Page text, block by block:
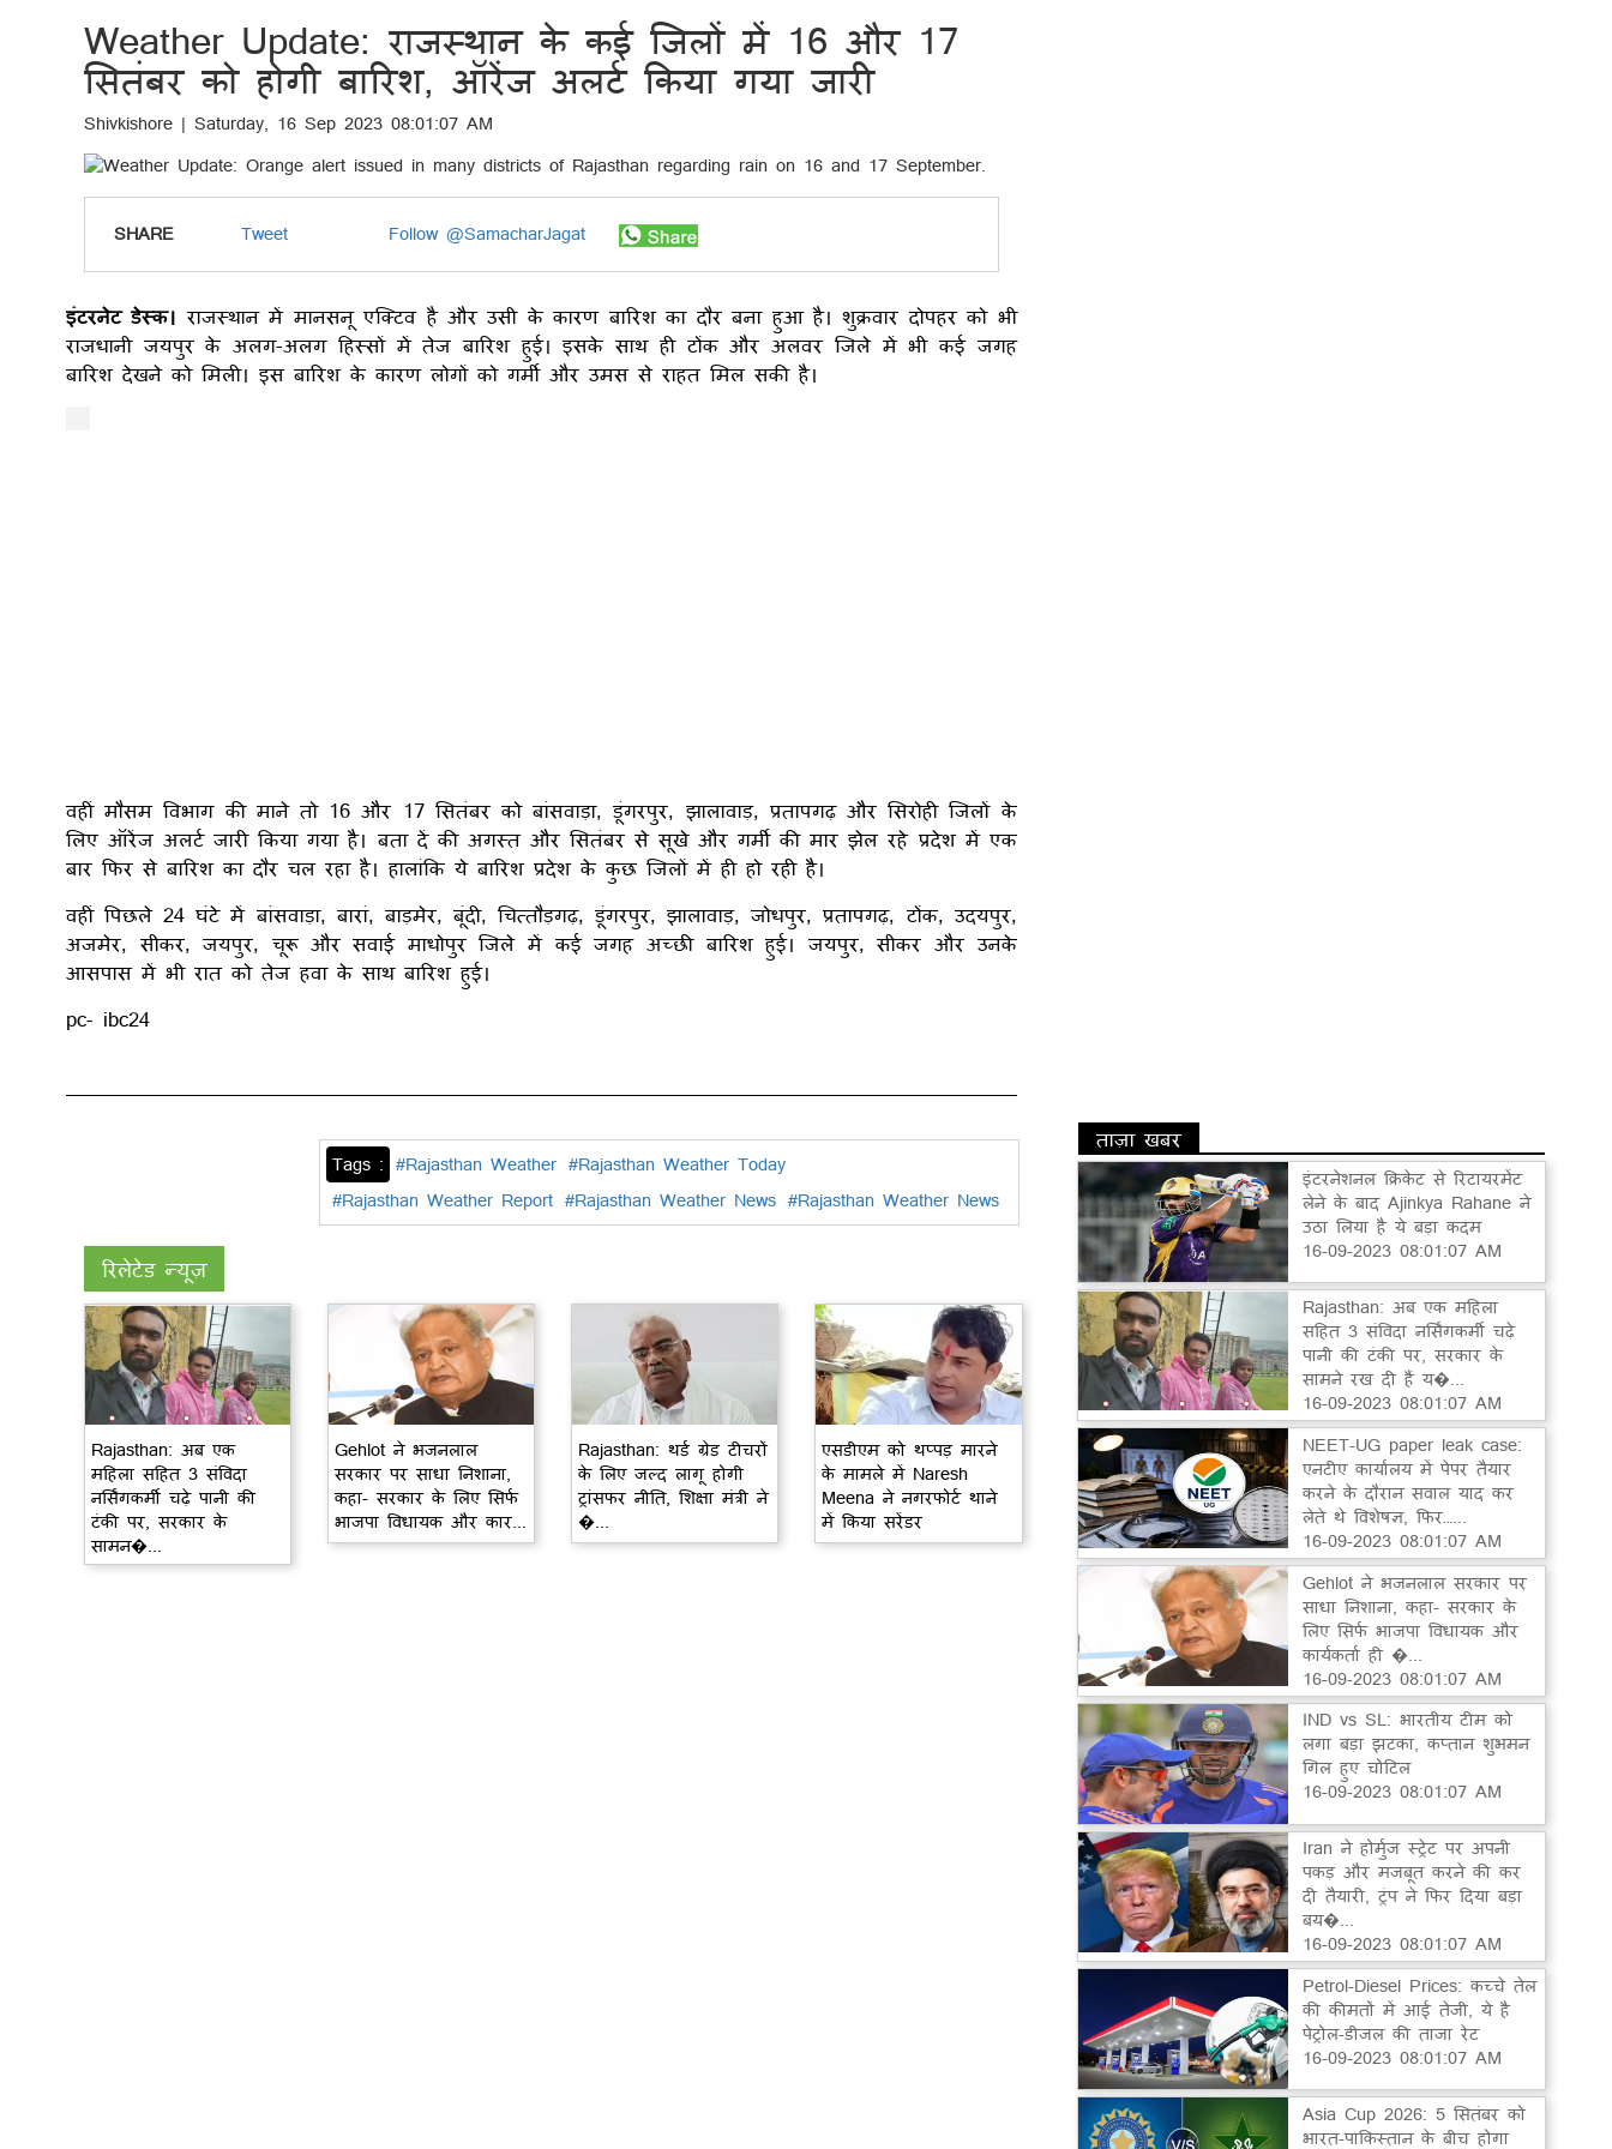
Weather Update: राजस्थान के कई जिलों में 16 और 17
सितंबर को होगी बारिश, ऑरेंज अलर्ट किया गया जारी
Shivkishore | Saturday, 16 Sep 2023 08:01:07 AM
SHARE Tweet Follow @SamacharJagat
इंटरनेट डेस्क। राजस्थान में मानसनू एक्टिव है और उसी के कारण बारिश का दौर बना हुआ है। शुक्रवार दोपहर को भी
राजधानी जयपुर के अलग-अलग हिस्सों में तेज बारिश हुई। इसके साथ ही टोंक और अलवर जिले में भी कई जगह
बारिश देखने को मिली। इस बारिश के कारण लोगों को गर्मी और उमस से राहत मिल सकी है।
वहीं मौसम विभाग की माने तो 16 और 17 सितंबर को बांसवाड़ा, डूंगरपुर, झालावाड़, प्रतापगढ़ और सिरोही जिलों के
लिए ऑरेंज अलर्ट जारी किया गया है। बता दें की अगस्त और सितंबर से सूखे और गर्मी की मार झेल रहे प्रदेश में एक
बार फिर से बारिश का दौर चल रहा है। हालांकि ये बारिश प्रदेश के कुछ जिलों में ही हो रही है।
वहीं पिछले 24 घंटे में बांसवाड़ा, बारां, बाड़मेर, बूंदी, चित्तौड़गढ़, डूंगरपुर, झालावाड़, जोधपुर, प्रतापगढ़, टोंक, उदयपुर,
अजमेर, सीकर, जयपुर, चूरू और सवाई माधोपुर जिले में कई जगह अच्छी बारिश हुई। जयपुर, सीकर और उनके
आसपास में भी रात को तेज हवा के साथ बारिश हुई।
pc- ibc24
Tags : #Rajasthan Weather #Rajasthan Weather Today
#Rajasthan Weather Report #Rajasthan Weather News #Rajasthan Weather News
रिलेटेड न्यूज़
Rajasthan: अब एक
महिला सहित 3 संविदा
नर्सिंगकर्मी चढ़े पानी की
टंकी पर, सरकार के
सामन�...
Gehlot ने भजनलाल
सरकार पर साधा निशाना,
कहा- सरकार के लिए सिर्फ
भाजपा विधायक और कार...
Rajasthan: थर्ड ग्रेड टीचरों
के लिए जल्द लागू होगी
ट्रांसफर नीति, शिक्षा मंत्री ने
�...
एसडीएम को थप्पड़ मारने
के मामले में Naresh
Meena ने नगरफोर्ट थाने
में किया सरेंडर
ताज़ा खबर
इंटरनेशनल क्रिकेट से रिटायरमेंट
लेने के बाद Ajinkya Rahane ने
उठा लिया है ये बड़ा कदम
16-09-2023 08:01:07 AM
Rajasthan: अब एक महिला
सहित 3 संविदा नर्सिंगकर्मी चढ़े
पानी की टंकी पर, सरकार के
सामने रख दी हैं य�...
16-09-2023 08:01:07 AM
NEET-UG paper leak case:
एनटीए कार्यालय में पेपर तैयार
करने के दौरान सवाल याद कर
लेते थे विशेषज्ञ, फिर…...
16-09-2023 08:01:07 AM
Gehlot ने भजनलाल सरकार पर
साधा निशाना, कहा- सरकार के
लिए सिर्फ भाजपा विधायक और
कार्यकर्ता ही �...
16-09-2023 08:01:07 AM
IND vs SL: भारतीय टीम को
लगा बड़ा झटका, कप्तान शुभमन
गिल हुए चोटिल
16-09-2023 08:01:07 AM
Iran ने होर्मुज स्ट्रेट पर अपनी
पकड़ और मजबूत करने की कर
दी तैयारी, ट्रंप ने फिर दिया बड़ा
बय�...
16-09-2023 08:01:07 AM
Petrol-Diesel Prices: कच्चे तेल
की कीमतों में आई तेजी, ये है
पेट्रोल-डीजल की ताजा रेट
16-09-2023 08:01:07 AM
Asia Cup 2026: 5 सितंबर को
भारत-पाकिस्तान के बीच होगा